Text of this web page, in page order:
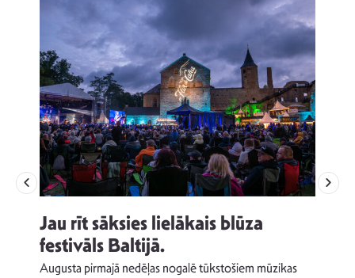
Jau rīt sāksies lielākais blūza
festivāls Baltijā.
Augusta pirmajā nedēļas nogalē tūkstošiem mūzikas